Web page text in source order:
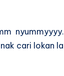
cari lokan